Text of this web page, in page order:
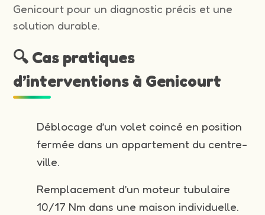
Genicourt pour un diagnostic précis et une
solution durable.
🔍 Cas pratiques
d’interventions à Genicourt
Déblocage d’un volet coincé en position
fermée dans un appartement du centre-
ville.
Remplacement d’un moteur tubulaire
10/17 Nm dans une maison individuelle.